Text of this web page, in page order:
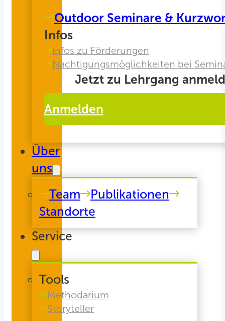
Outdoor Seminare &
Infos
Infos zu Förderungen
Nächtigungsmöglichkeiten bei
Jetzt zu Lehrgang
Anmelden
Über
uns
Team
Publikationen
Standorte
Service
Tools
Methodarium
Storyteller